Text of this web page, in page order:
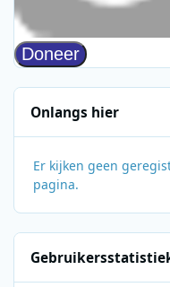
Onlangs hier
Er kijken geen
pagina.